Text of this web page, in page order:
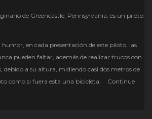
de Greencastle, Pennsylvania, es un piloto
en cada presentación de este piloto, las
pueden faltar, además de realizar trucos con
debido a su altura, midiendo casi dos metros de
como si fuera esta una bicicleta.
Continue